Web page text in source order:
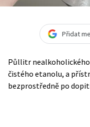
Přidat
Půllitr
čistého etanolu, a
bezprostředně po